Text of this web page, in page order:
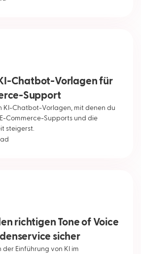
Chatbot-Vorlagen für
Support
KI-Chatbot-Vorlagen, mit denen du
Commerce-Supports und die
steigerst.
richtigen Tone of Voice
sicher
Einführung von KI im